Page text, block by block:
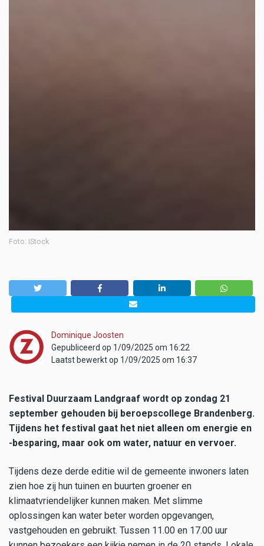
Foto: iStock
Dominique Joosten
Gepubliceerd op 1/09/2025 om 16:22
Laatst bewerkt op 1/09/2025 om 16:37
Festival Duurzaam Landgraaf wordt op zondag 21
september gehouden bij beroepscollege Brandenberg.
Tijdens het festival gaat het niet alleen om energie en
-besparing, maar ook om water, natuur en vervoer.
Tijdens deze derde editie wil de gemeente inwoners laten
zien hoe zij hun tuinen en buurten groener en
klimaatvriendelijker kunnen maken. Met slimme
oplossingen kan water beter worden opgevangen,
vastgehouden en gebruikt. Tussen 11.00 en 17.00 uur